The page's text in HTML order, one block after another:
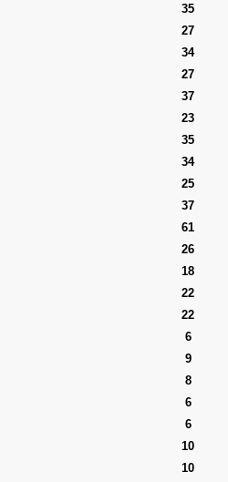
35
27
34
27
37
23
35
34
25
37
61
26
18
22
22
6
9
8
6
6
10
10